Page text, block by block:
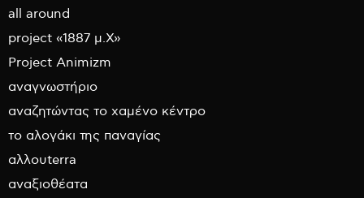
all around
project «1887 μ.Χ»
Project Animizm
αναγνωστήριο
αναζητώντας το χαμένο κέντρο
το αλογάκι της παναγίας
αλλουterra
αναξιοθέατα